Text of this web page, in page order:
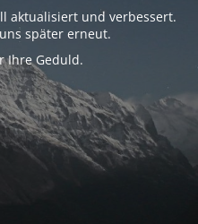
aktualisiert und verbessert.
später erneut.
Ihre Geduld.